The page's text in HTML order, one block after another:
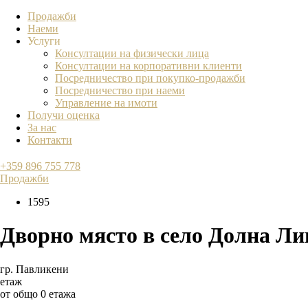
Продажби
Наеми
Услуги
Консултации на физически лица
Консултации на корпоративни клиенти
Посредничество при покупко-продажби
Посредничество при наеми
Управление на имоти
Получи оценка
За нас
Контакти
+359 896 755 778
Продажби
1595
Дворно място в село Долна
гр. Павликени
етаж
от общо 0 етажа